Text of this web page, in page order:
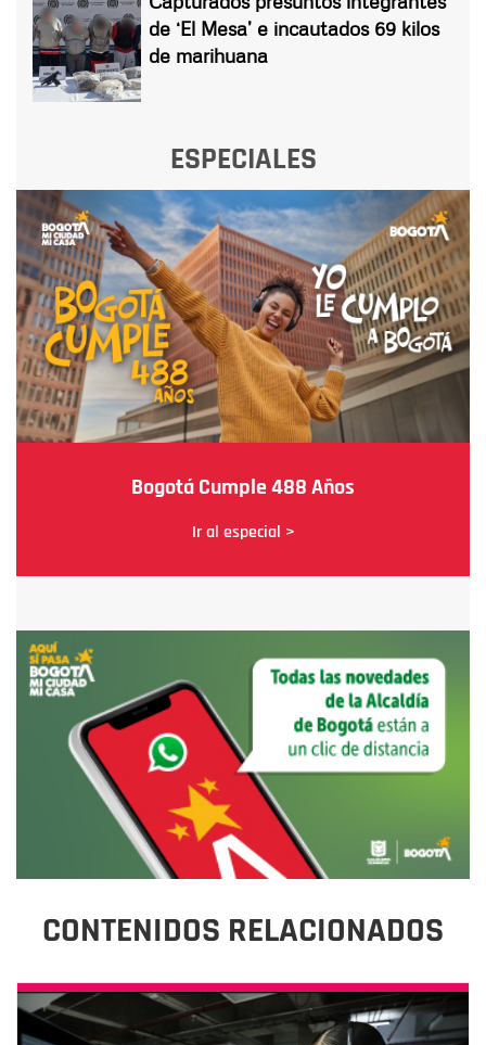
de ‘El Mesa’ e incautados 69 kilos
de marihuana
ESPECIALES
Bogotá Cumple 488 Años
Ir al especial >
CONTENIDOS RELACIONADOS